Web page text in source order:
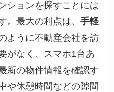
ションを探すことには
。最大の利点は、手軽
ように不動産会社を訪
がなく、スマホ1台あ
新の物件情報を確認す
や休憩時間などの隙間